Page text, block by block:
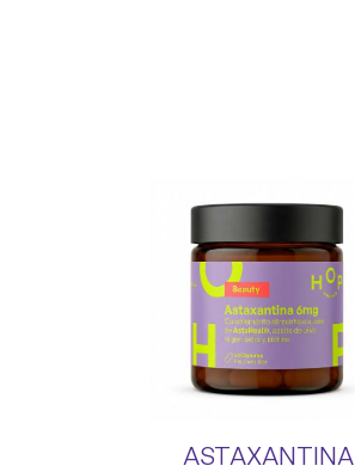
ASTAXANTINA